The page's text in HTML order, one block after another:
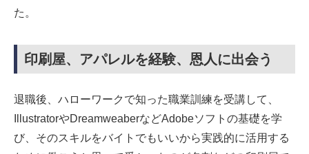
た。
印刷屋、アパレルを経験、恩人に出会う
退職後、ハローワークで知った職業訓練を受講して、
IllustratorやDreamweaberなどAdobeソフトの基礎を学
び、そのスキルをバイトでもいいから実践的に活用する